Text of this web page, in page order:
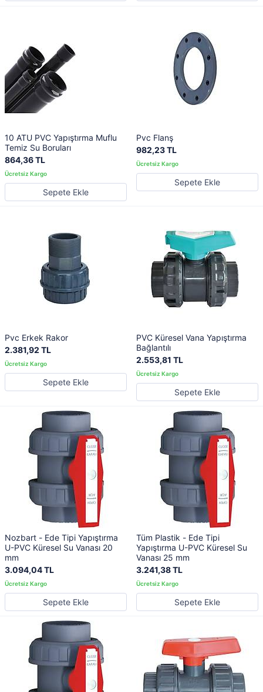
10 ATU PVC Yapıştırma Muflu
Temiz Su Boruları
864,36 TL
Sepete Ekle
Pvc Flanş
982,23 TL
Sepete Ekle
Pvc Erkek Rakor
2.381,92 TL
Sepete Ekle
PVC Küresel Vana Yapıştırma
Bağlantılı
2.553,81 TL
Sepete Ekle
Nozbart - Ede Tipi Yapıştırma
U-PVC Küresel Su Vanası 20
mm
3.094,04 TL
Sepete Ekle
Tüm Plastik - Ede Tipi
Yapıştırma U-PVC Küresel Su
Vanası 25 mm
3.241,38 TL
Sepete Ekle